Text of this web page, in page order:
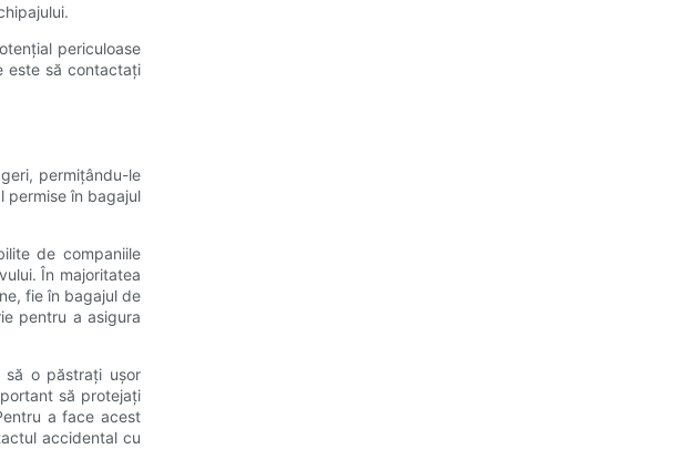
periculoase
este să contactați
permițându-le
permise în bagajul
de companiile
În majoritatea
fie în bagajul de
pentru a asigura
să o păstrați ușor
să protejați
a face acest
accidental cu